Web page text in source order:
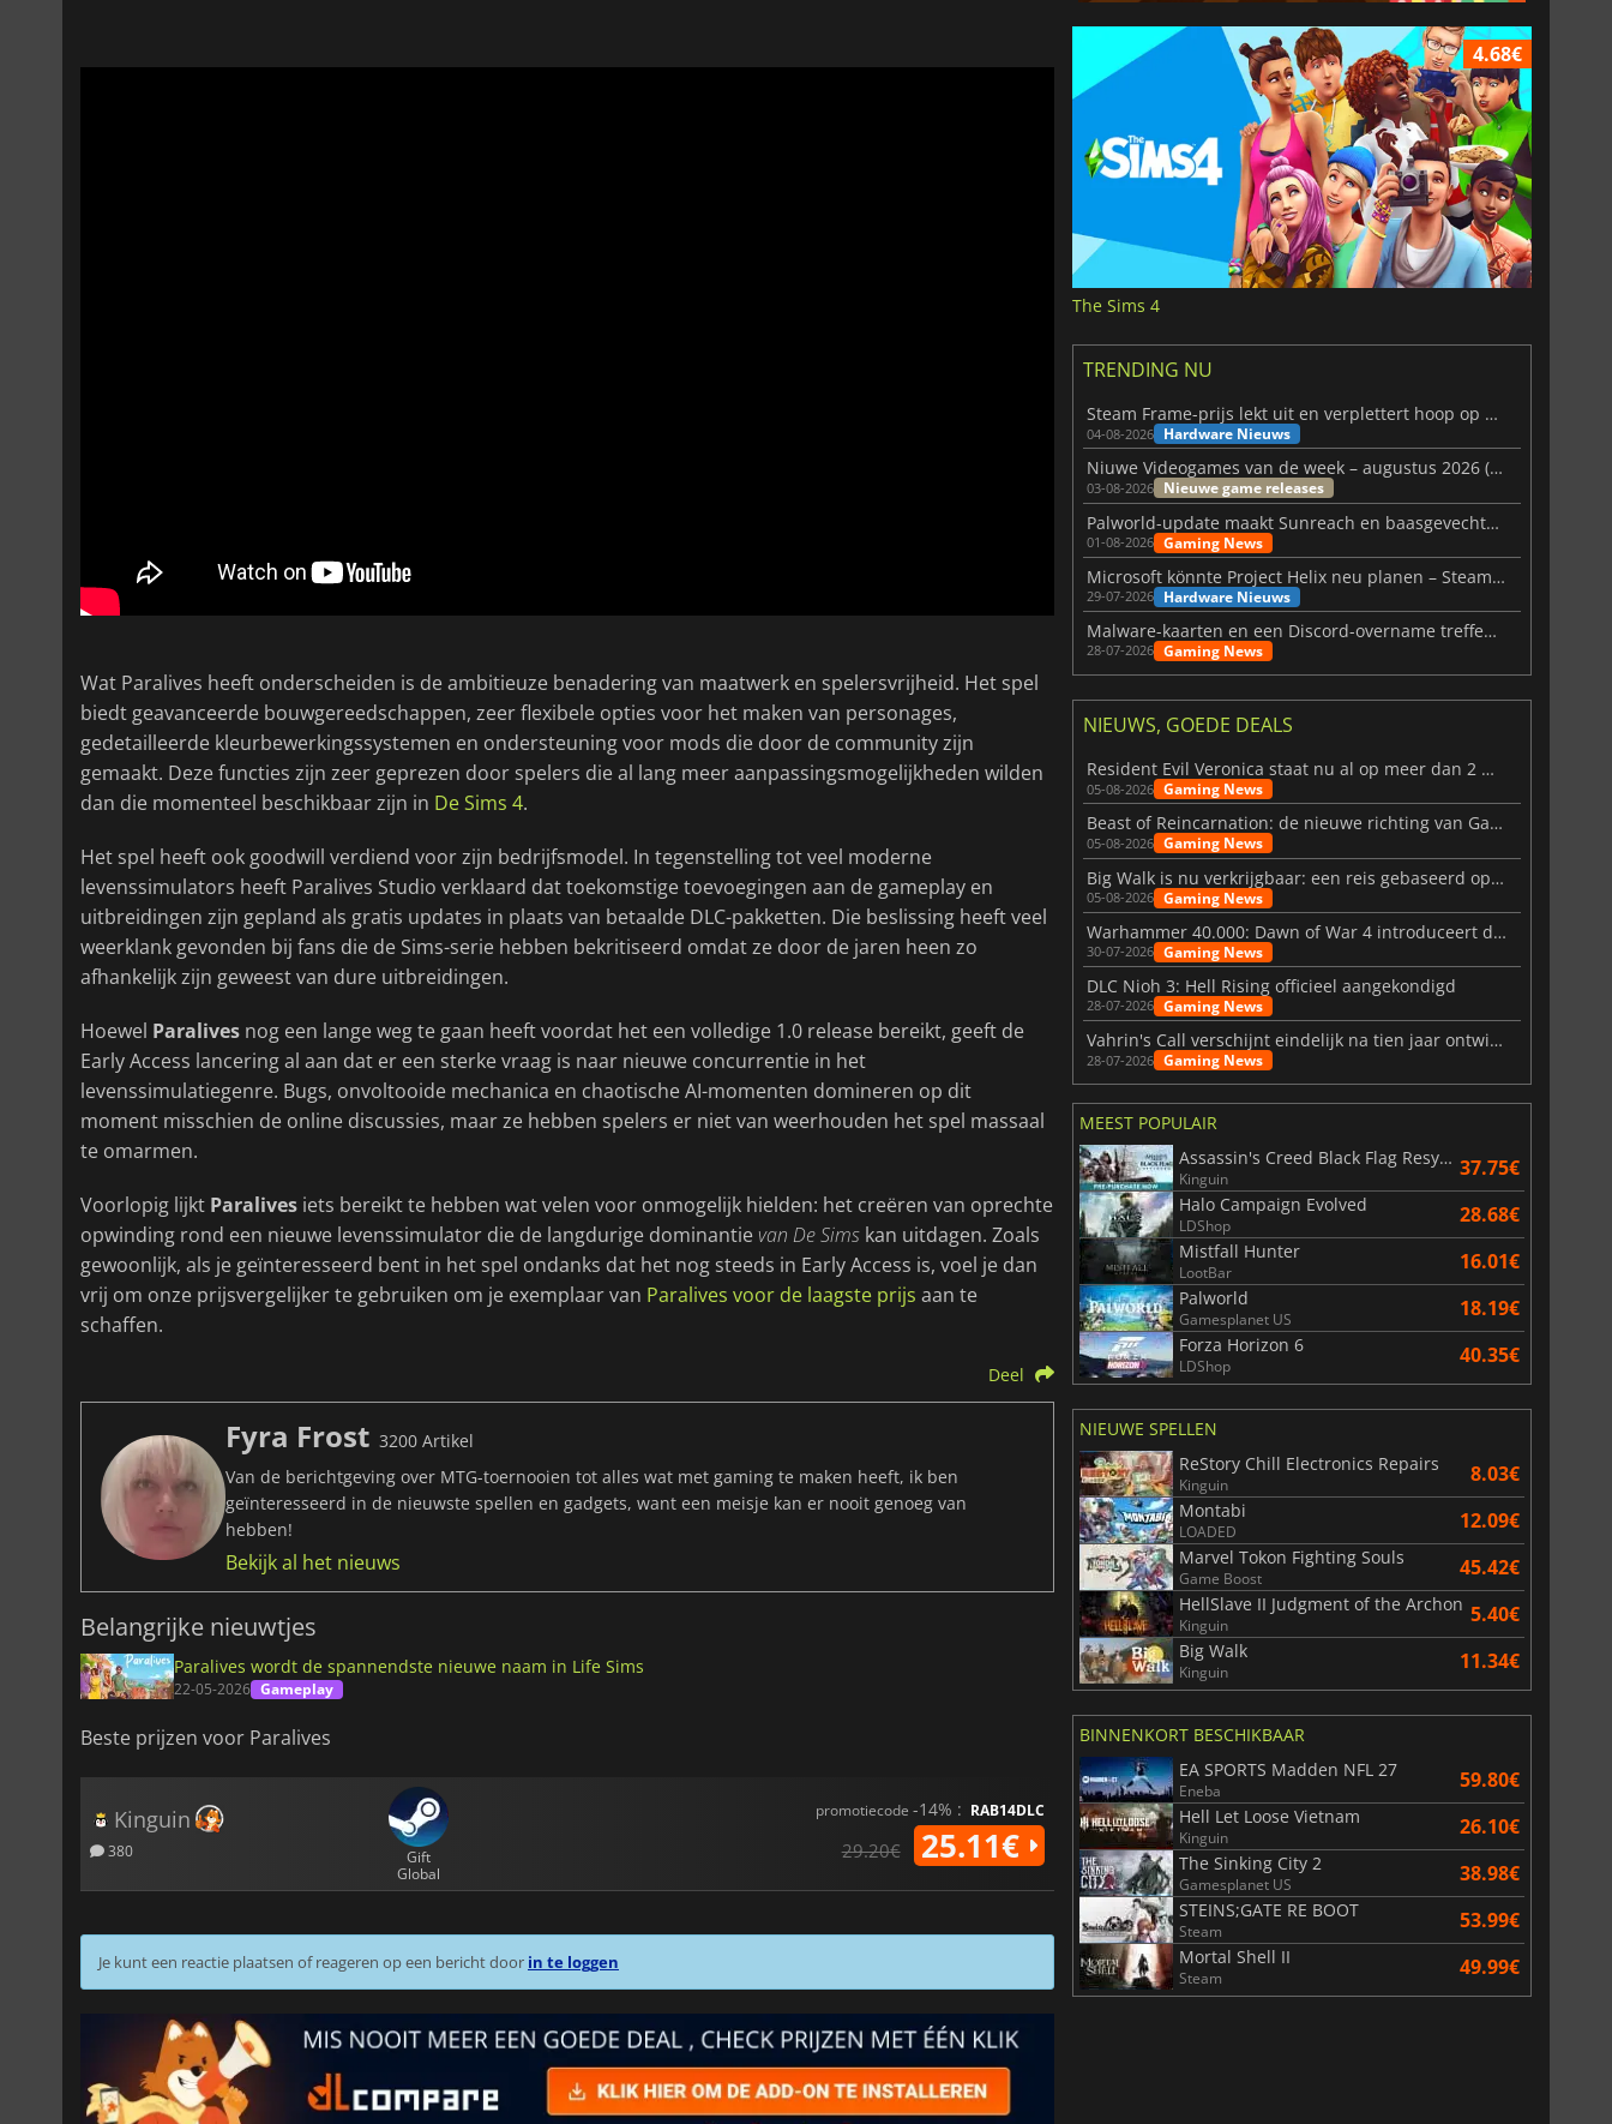
Wat Paralives heeft onderscheiden is de ambitieuze benadering van maatwerk en spelersvrijheid. Het spel
biedt geavanceerde bouwgereedschappen, zeer flexibele opties voor het maken van personages,
gedetailleerde kleurbewerkingssystemen en ondersteuning voor mods die door de community zijn
gemaakt. Deze functies zijn zeer geprezen door spelers die al lang meer aanpassingsmogelijkheden wilden
dan die momenteel beschikbaar zijn in De Sims 4.
Het spel heeft ook goodwill verdiend voor zijn bedrijfsmodel. In tegenstelling tot veel moderne
levenssimulators heeft Paralives Studio verklaard dat toekomstige toevoegingen aan de gameplay en
uitbreidingen zijn gepland als gratis updates in plaats van betaalde DLC-pakketten. Die beslissing heeft veel
weerklank gevonden bij fans die de Sims-serie hebben bekritiseerd omdat ze door de jaren heen zo
afhankelijk zijn geweest van dure uitbreidingen.
Hoewel Paralives nog een lange weg te gaan heeft voordat het een volledige 1.0 release bereikt, geeft de
Early Access lancering al aan dat er een sterke vraag is naar nieuwe concurrentie in het
levenssimulatiegenre. Bugs, onvoltooide mechanica en chaotische AI-momenten domineren op dit
moment misschien de online discussies, maar ze hebben spelers er niet van weerhouden het spel massaal
te omarmen.
Voorlopig lijkt Paralives iets bereikt te hebben wat velen voor onmogelijk hielden: het creëren van oprechte
opwinding rond een nieuwe levenssimulator die de langdurige dominantievan De Sims kan uitdagen. Zoals
gewoonlijk, als je geïnteresseerd bent in het spel ondanks dat het nog steeds in Early Access is, voel je dan
vrij om onze prijsvergelijker te gebruiken om je exemplaar van Paralives voor de laagste prijs aan te
schaffen.
Deel
Fyra Frost 3200 Artikel
Van de berichtgeving over MTG-toernooien tot alles wat met gaming te maken heeft, ik ben
geïnteresseerd in de nieuwste spellen en gadgets, want een meisje kan er nooit genoeg van
hebben!
Bekijk al het nieuws
Belangrijke nieuwtjes
Paralives wordt de spannendste nieuwe naam in Life Sims
22-05-2026 Gameplay
Beste prijzen voor Paralives
Kinguin
380
Gift
Global
promotiecode -14% : RAB14DLC
29.20€ 25.11€
Je kunt een reactie plaatsen of reageren op een bericht door in te loggen
4.68€
The Sims 4
TRENDING NU
Steam Frame-prijs lekt uit en verplettert hoop op betaalbare VR
04-08-2026 Hardware Nieuws
Niuwe Videogames van de week – augustus 2026 (week 32)
03-08-2026 Nieuwe game releases
Palworld-update maakt Sunreach en baasgevechten stabieler
01-08-2026 Gaming News
Microsoft könnte Project Helix neu planen – Steam-Support wackelt
29-07-2026 Hardware Nieuws
Malware-kaarten en een Discord-overname treffen Meccha Chameleon
28-07-2026 Gaming News
NIEUWS, GOEDE DEALS
Resident Evil Veronica staat nu al op meer dan 2 miljoen verlanglijstjes
05-08-2026 Gaming News
Beast of Reincarnation: de nieuwe richting van Game Freak
05-08-2026 Gaming News
Big Walk is nu verkrijgbaar: een reis gebaseerd op vriendschap
05-08-2026 Gaming News
Warhammer 40.000: Dawn of War 4 introduceert de Necron-factie
30-07-2026 Gaming News
DLC Nioh 3: Hell Rising officieel aangekondigd
28-07-2026 Gaming News
Vahrin's Call verschijnt eindelijk na tien jaar ontwikkeling
28-07-2026 Gaming News
MEEST POPULAIR
Assassin's Creed Black Flag Resynced
Kinguin 37.75€
Halo Campaign Evolved
LDShop 28.68€
Mistfall Hunter
LootBar 16.01€
Palworld
Gamesplanet US 18.19€
Forza Horizon 6
LDShop 40.35€
NIEUWE SPELLEN
ReStory Chill Electronics Repairs
Kinguin 8.03€
Montabi
LOADED 12.09€
Marvel Tokon Fighting Souls
Game Boost 45.42€
HellSlave II Judgment of the Archon
Kinguin 5.40€
Big Walk
Kinguin 11.34€
BINNENKORT BESCHIKBAAR
EA SPORTS Madden NFL 27
Eneba 59.80€
Hell Let Loose Vietnam
Kinguin 26.10€
The Sinking City 2
Gamesplanet US 38.98€
STEINS;GATE RE BOOT
Steam 53.99€
Mortal Shell II
Steam 49.99€